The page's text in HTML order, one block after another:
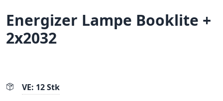
Energizer Lampe Booklite +
2x2032
VE: 12 Stk